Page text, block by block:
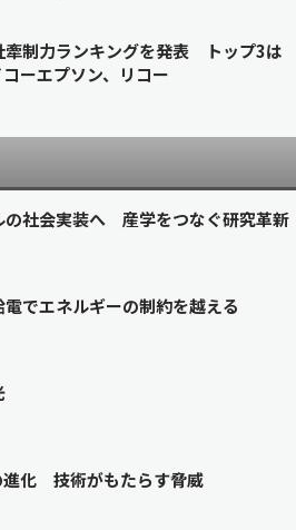
牽制力ランキングを発表 トップ3は
ーエプソン、リコー
の社会実装へ 産学をつなぐ研究革新
電でエネルギーの制約を越える
進化 技術がもたらす脅威